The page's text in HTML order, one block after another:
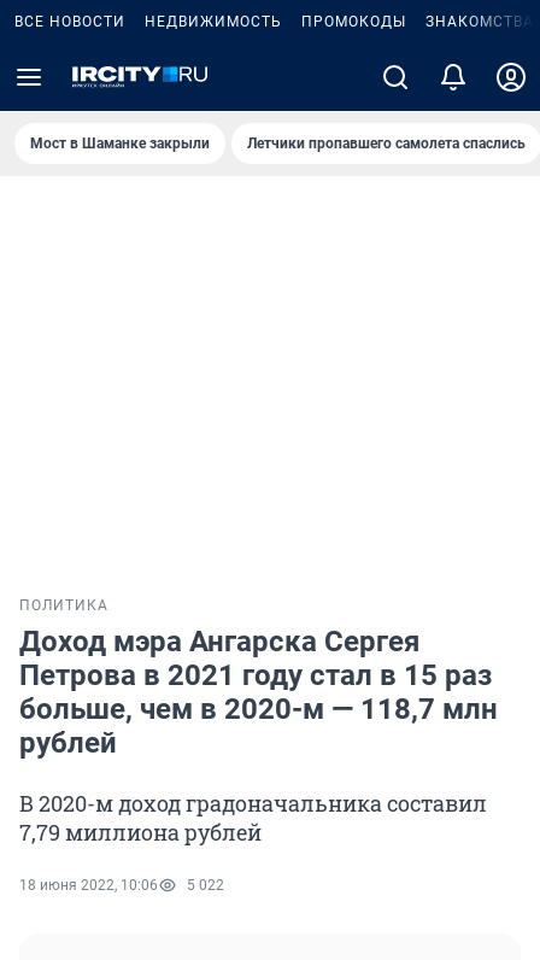
ВСЕ НОВОСТИ НЕДВИЖИМОСТЬ ПРОМОКОДЫ ЗНАКОМСТВА
Мост в Шаманке закрыли Летчики пропавшего самолета спаслись
ПОЛИТИКА
Доход мэра Ангарска Сергея
Петрова в 2021 году стал в 15 раз
больше, чем в 2020-м — 118,7 млн
рублей
В 2020-м доход градоначальника составил
7,79 миллиона рублей
18 июня 2022, 10:06 5 022